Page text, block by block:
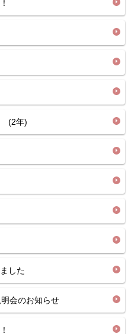
(2年)
した
会のお知らせ